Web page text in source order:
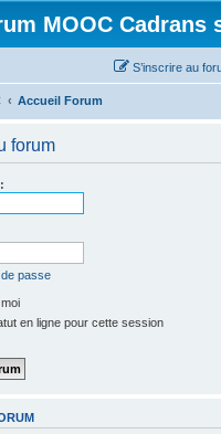
MOOC Cadrans
S’inscrire au
Accueil Forum
forum
de passe
en ligne pour cette session